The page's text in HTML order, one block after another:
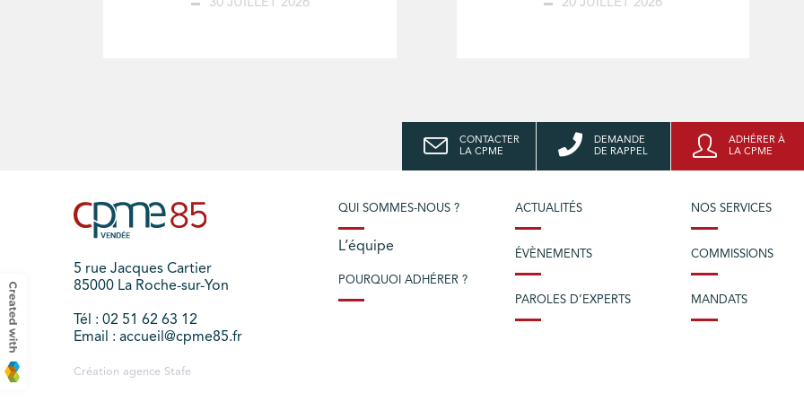
30 JUILLET 2026 20 JUILLET 2026
CONTACTER
LA CPME
DEMANDE
DE RAPPEL
ADHÉRER À
LA CPME
5 rue Jacques Cartier
85000 La Roche-sur-Yon
Tél : 02 51 62 63 12
Email : accueil@cpme85.fr
Création agence Stafe
QUI SOMMES-NOUS ?
L’équipe
POURQUOI ADHÉRER ?
ACTUALITÉS
ÉVÈNEMENTS
PAROLES D’EXPERTS
NOS SERVICES
COMMISSIONS
MANDATS